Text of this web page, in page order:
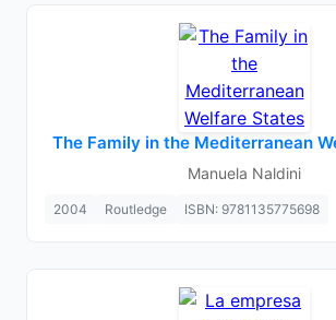
The Family in the Mediterranean
Manuela Naldini
2004 Routledge ISBN: 9781135775698